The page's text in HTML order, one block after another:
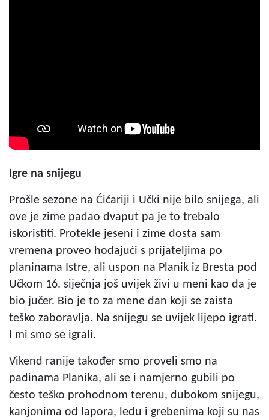
Igre na snijegu
Prošle sezone na Ćićariji i Učki nije bilo snijega, ali
ove je zime padao dvaput pa je to trebalo
iskoristiti. Protekle jeseni i zime dosta sam
vremena proveo hodajući s prijateljima po
planinama Istre, ali uspon na Planik iz Bresta pod
Učkom 16. siječnja još uvijek živi u meni kao da je
bio jučer. Bio je to za mene dan koji se zaista
teško zaboravlja. Na snijegu se uvijek lijepo igrati.
I mi smo se igrali.
Vikend ranije također smo proveli smo na
padinama Planika, ali se i namjerno gubili po
često teško prohodnom terenu, dubokom snijegu,
kanjonima od lapora, ledu i grebenima koji su nas